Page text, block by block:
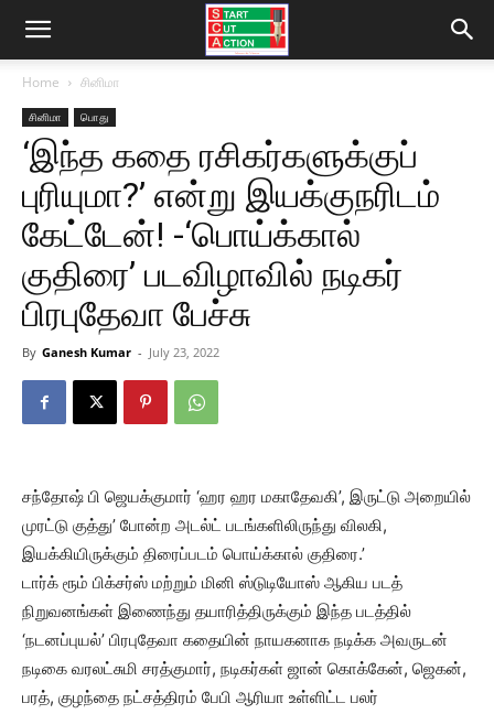
Home சினிமா
சினிமா பொது
‘இந்த கதை ரசிகர்களுக்குப்
புரியுமா?’ என்று இயக்குநரிடம்
கேட்டேன்! -‘பொய்க்கால்
குதிரை’ படவிழாவில் நடிகர்
பிரபுதேவா பேச்சு
By Ganesh Kumar - July 23, 2022
சந்தோஷ் பி ஜெயக்குமார் ‘ஹர ஹர மகாதேவகி’, இருட்டு அறையில்
முரட்டு குத்து’ போன்ற அடல்ட் படங்களிலிருந்து விலகி,
இயக்கியிருக்கும் திரைப்படம் பொய்க்கால் குதிரை.’
டார்க் ரூம் பிக்சர்ஸ் மற்றும் மினி ஸ்டுடியோஸ் ஆகிய படத்
நிறுவனங்கள் இணைந்து தயாரித்திருக்கும் இந்த படத்தில்
‘நடனப்புயல்’ பிரபுதேவா கதையின் நாயகனாக நடிக்க அவருடன்
நடிகை வரலட்சுமி சரத்குமார், நடிகர்கள் ஜான் கொக்கேன், ஜெகன்,
பரத், குழந்தை நட்சத்திரம் பேபி ஆரியா உள்ளிட்ட பலர்